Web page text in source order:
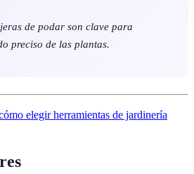
de podar son clave para
preciso de las plantas.
elegir herramientas de jardinería